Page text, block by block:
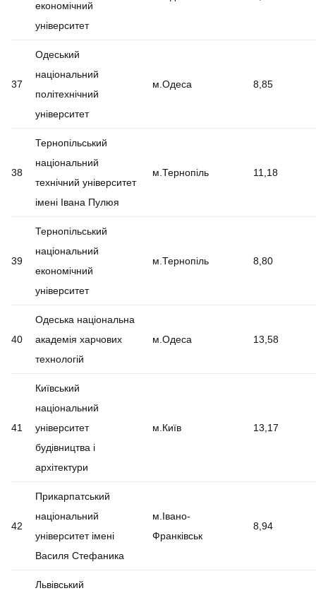
економічний
університет
37
Одеський
національний
політехнічний
університет
м.Одеса 8,85
38
Тернопільський
національний
технічний університет
імені Івана Пулюя
м.Тернопіль 11,18
39
Тернопільський
національний
економічний
університет
м.Тернопіль 8,80
40
Одеська національна
академія харчових
технологій
м.Одеса 13,58
41
Київський
національний
університет
будівництва і
архітектури
м.Київ 13,17
42
Прикарпатський
національний
університет імені
Василя Стефаника
м.Івано-
Франківськ
8,94
Львівський